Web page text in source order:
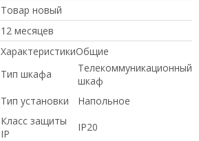
Товар новый
12 месяцев
ХарактеристикиОбщие
Тип шкафа
Телекоммуникационный
шкаф
Тип установки
Напольное
Класс защиты
IP
IP20